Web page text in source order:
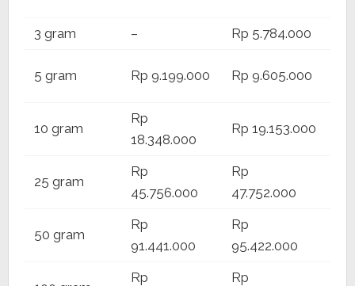
3 gram
– Rp 5.784.000
5 gram Rp 9.199.000 Rp 9.605.000
10 gram
Rp
18.348.000
Rp 19.153.000
25 gram
Rp
45.756.000
Rp
47.752.000
50 gram
Rp
91.441.000
Rp
95.422.000
Rp Rp